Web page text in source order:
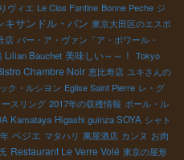
ヴィエ Le Clos Fantine Bonne Peche ジ
キサンドル・バン 東京大田区のエスポ
店 バー・ア・ヴァン「ア・ボワール・
Lilian Bauchet 美味しい～～！ Tokyo
Chambre Noir 恵比寿店 ユキさんの
ク・ルシヨン Eglise Saint Pierre レ・グ
ースリング 2017年の収穫情報 ポール・ル
Kamataya Higashi guinza SOYA シャト
ベジエ マタハリ 萬屋酒店 カンヌ お肉
Restaurant Le Verre Volé 東京の屋形